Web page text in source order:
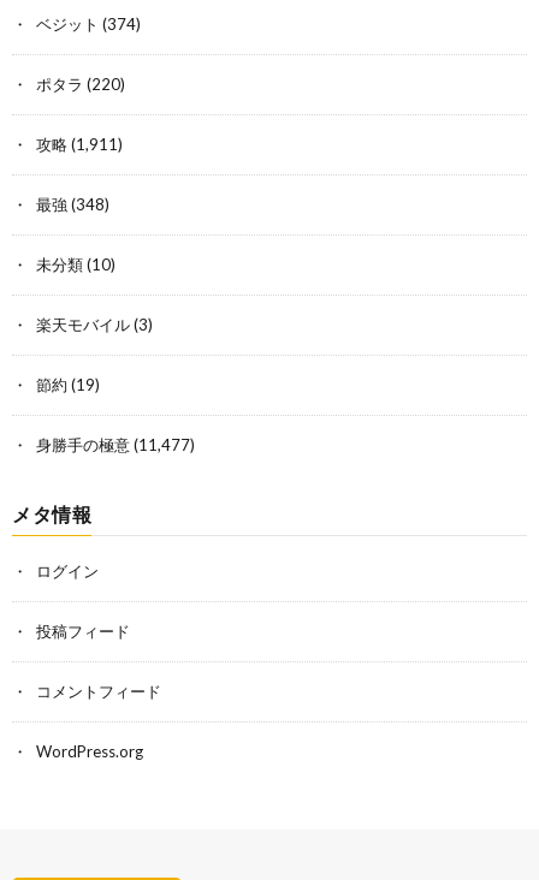
ベジット (374)
ポタラ (220)
攻略(1,911)
最強 (348)
未分類(10)
楽天モバイル(3)
節約 (19)
身勝手の極意(11,477)
メタ情報
ログイン
投稿フィード
コメントフィード
WordPress.org